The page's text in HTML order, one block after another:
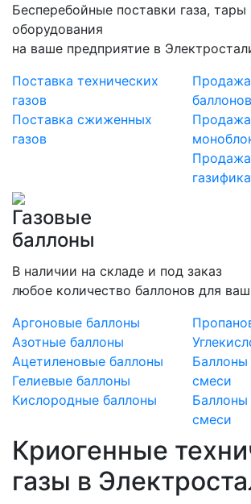
Бесперебойные поставки газа, тары
оборудования
на ваше предприятие в
Поставка технических
газов
Поставка сжиженных
газов
баллонов
Продажа
Газовые
баллоны
В наличии на складе и под заказ
любое количество баллонов для
Аргоновые баллоны
Азотные баллоны
Ацетиленовые баллоны
Гелиевые баллоны
Кислородные баллоны
Баллоны
смеси
смеси
Криогенные
газы в